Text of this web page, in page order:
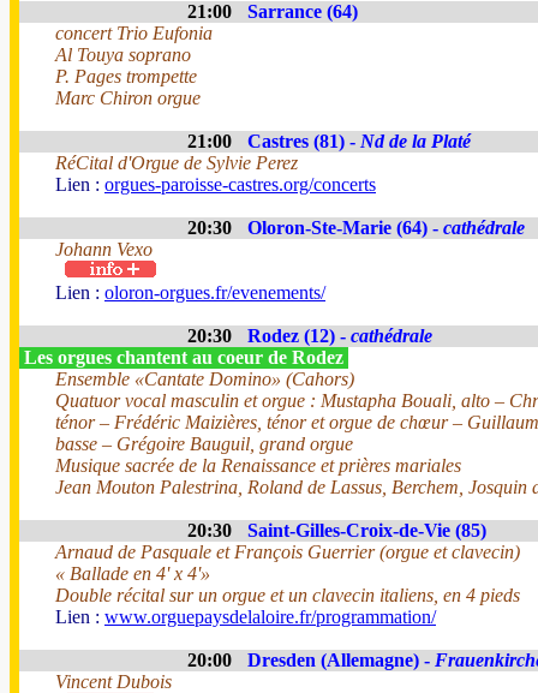
21:00
Sarrance (64)
concert Trio Eufonia
Al Touya soprano
P. Pages trompette
Marc Chiron orgue
21:00 Castres (81) - Nd de la Platé
RéCital d'Orgue de Sylvie Perez
Lien : orgues-paroisse-castres.org/concerts
20:30 Oloron-Ste-Marie (64) - cathédrale
Johann Vexo
Lien : oloron-orgues.fr/evenements/
20:30 Rodez (12) - cathédrale
Les orgues chantent au coeur de Rodez
Ensemble «Cantate Domino» (Cahors)
Quatuor vocal masculin et orgue : Mustapha Bouali, alto –
ténor – Frédéric Maizières, ténor et orgue de chœur –
basse – Grégoire Bauguil, grand orgue
Musique sacrée de la Renaissance et prières mariales
Jean Mouton Palestrina, Roland de Lassus, Berchem, Josquin
20:30
Saint-Gilles-Croix-de-Vie (85)
Arnaud de Pasquale et François Guerrier (orgue et clavecin)
« Ballade en 4' x 4'»
Double récital sur un orgue et un clavecin italiens, en 4 pieds
Lien : www.orguepaysdelaloire.fr/programmation/
20:00 Dresden (Allemagne) -
Vincent Dubois